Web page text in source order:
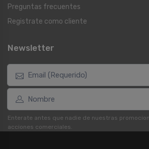
Preguntas frecuentes
Registrate como cliente
Newsletter
Enterate antes que nadie de nuestras
acciones comerciales.